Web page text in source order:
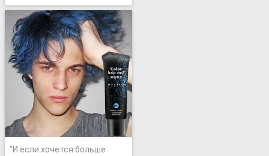
Ювелирных Изделий"
"И если хочется больше